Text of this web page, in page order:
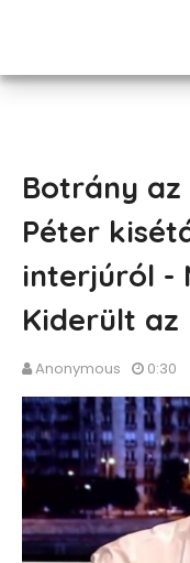
Botrány az
Péter
interjúról -
Kiderült az
Anonymous 0:30